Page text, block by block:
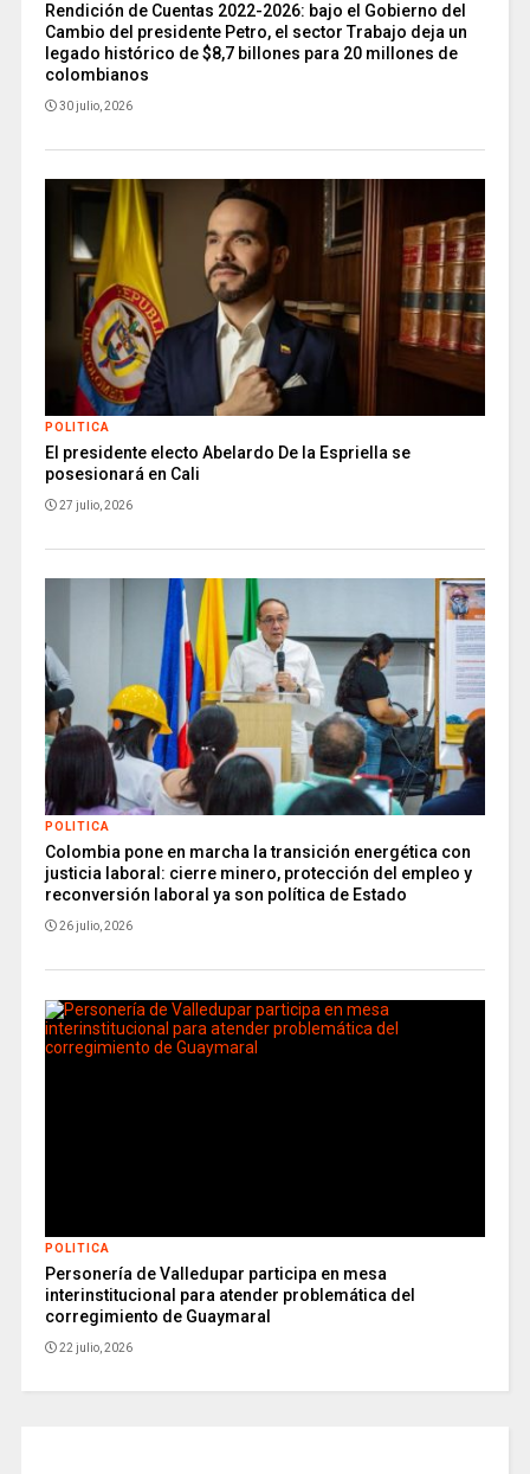
Rendición de Cuentas 2022-2026: bajo el Gobierno del
Cambio del presidente Petro, el sector Trabajo deja un
legado histórico de $8,7 billones para 20 millones de
colombianos
30 julio, 2026
POLITICA
El presidente electo Abelardo De la Espriella se
posesionará en Cali
27 julio, 2026
POLITICA
Colombia pone en marcha la transición energética con
justicia laboral: cierre minero, protección del empleo y
reconversión laboral ya son política de Estado
26 julio, 2026
POLITICA
Personería de Valledupar participa en mesa
interinstitucional para atender problemática del
corregimiento de Guaymaral
22 julio, 2026